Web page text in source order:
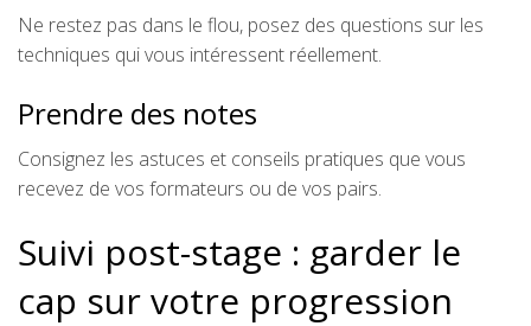
Ne restez pas dans le flou, posez des questions sur les
techniques qui vous intéressent réellement.
Prendre des notes
Consignez les astuces et conseils pratiques que vous
recevez de vos formateurs ou de vos pairs.
Suivi post-stage : garder le
cap sur votre progression